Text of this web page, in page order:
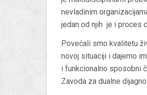
nevladinim
jedan od njih je i proces
Povećali smo kvalitetu
novoj situaciji i dajemo
i funkcionalno sposobni
Zavoda za dualne